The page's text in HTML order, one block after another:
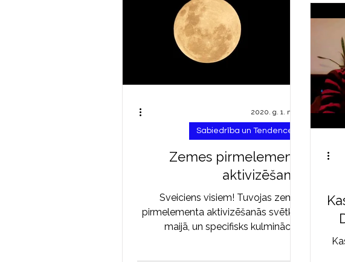
Zemes pirmelementa
aktivizēšanās
Sveiciens visiem! Tuvojas zemes
pirmelementa aktivizēšanās svētki 5.
maijā, un specifisks kulminācijas
Sabiedrība un Tendences
2020. g. 1. maijs